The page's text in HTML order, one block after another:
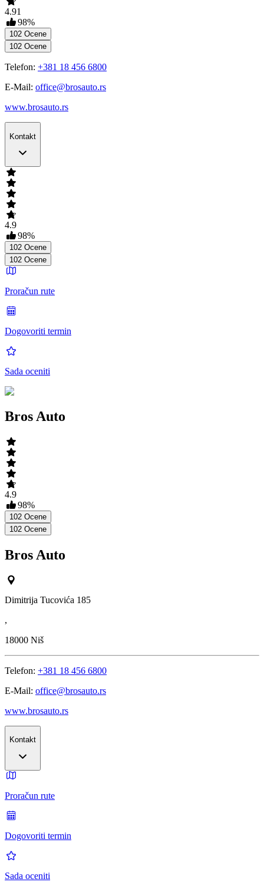
4.91
98%
102 Ocene
102 Ocene
Telefon: +381 18 456 6800
E-Mail: office@brosauto.rs
www.brosauto.rs
Kontakt
4.9
98%
102 Ocene
102 Ocene
Proračun rute
Dogovoriti termin
Sada oceniti
Bros Auto
4.9
98%
102 Ocene
102 Ocene
Bros Auto
Dimitrija Tucovića 185
,
18000 Niš
Telefon: +381 18 456 6800
E-Mail: office@brosauto.rs
www.brosauto.rs
Kontakt
Proračun rute
Dogovoriti termin
Sada oceniti